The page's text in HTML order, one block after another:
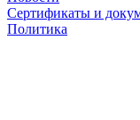
Сертификаты и
Политика